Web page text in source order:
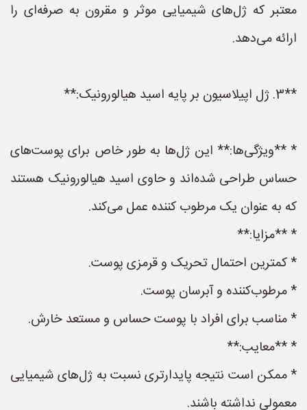
معتبر که ژل‌های شیمیایی موثر و مقرون به صرفه‌ای را
ارائه می‌دهد.
**3. ژل اپیلاسیون بر پایه اسید هیالورونیک:**
* **ویژگی‌ها:** این ژل‌ها به طور خاص برای پوست‌های
حساس طراحی شده‌اند و حاوی اسید هیالورونیک هستند
که به عنوان یک مرطوب کننده عمل می‌کند.
* **مزایا:**
* کمترین احتمال تحریک و قرمزی پوست.
* مرطوب‌کننده و آبرسان پوست.
* مناسب برای افراد با پوست حساس و مستعد خارش.
* **معایب:**
* ممکن است نتیجه پایدارتری نسبت به ژل‌های شیمیایی
معمولی نداشته باشند.